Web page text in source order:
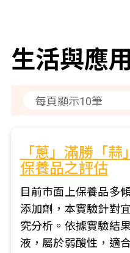
生活與應
「蔥」滿勝「
保養品之評估
目前市面上保養品多
添加劑，本實驗針對
究分析。依據實驗結
液，屬於弱酸性，適